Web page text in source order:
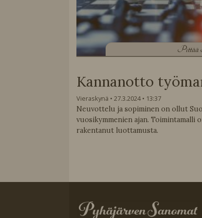
Pittää
Kannanotto
Vieraskynä 27.3.2024
13:37
Neuvottelu ja sopiminen on ollut
vuosikymmenien ajan.
rakentanut luottamusta.